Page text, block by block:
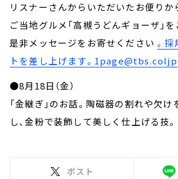
リスナーさんからいただいたお便りか
ご当地グルメ「高槻うどんギョーザ」
是非メッセージをお寄せください。
トを差し上げます。1page@tbs.coljp
●8月18日（金）
「金継ぎ」のお話。陶磁器の割れや欠
し、金粉で装飾して美しく仕上げる技。
ポスト